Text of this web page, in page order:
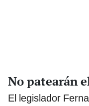
No patearán
El legislador